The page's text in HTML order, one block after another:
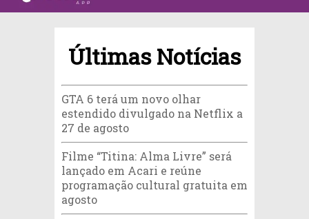
Últimas Notícias
GTA 6 terá um novo olhar
estendido divulgado na Netflix a
27 de agosto
Filme “Titina: Alma Livre” será
lançado em Acari e reúne
programação cultural gratuita em
agosto